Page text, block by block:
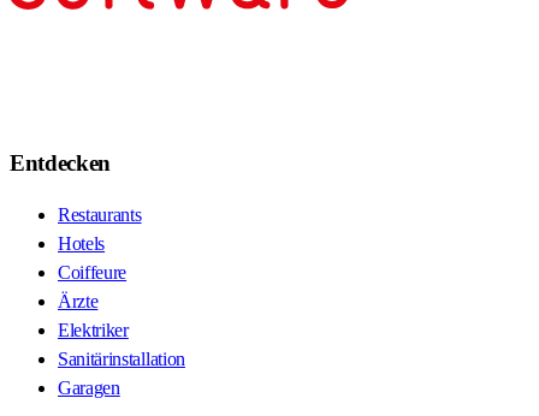
Entdecken
Restaurants
Hotels
Coiffeure
Ärzte
Elektriker
Sanitärinstallation
Garagen